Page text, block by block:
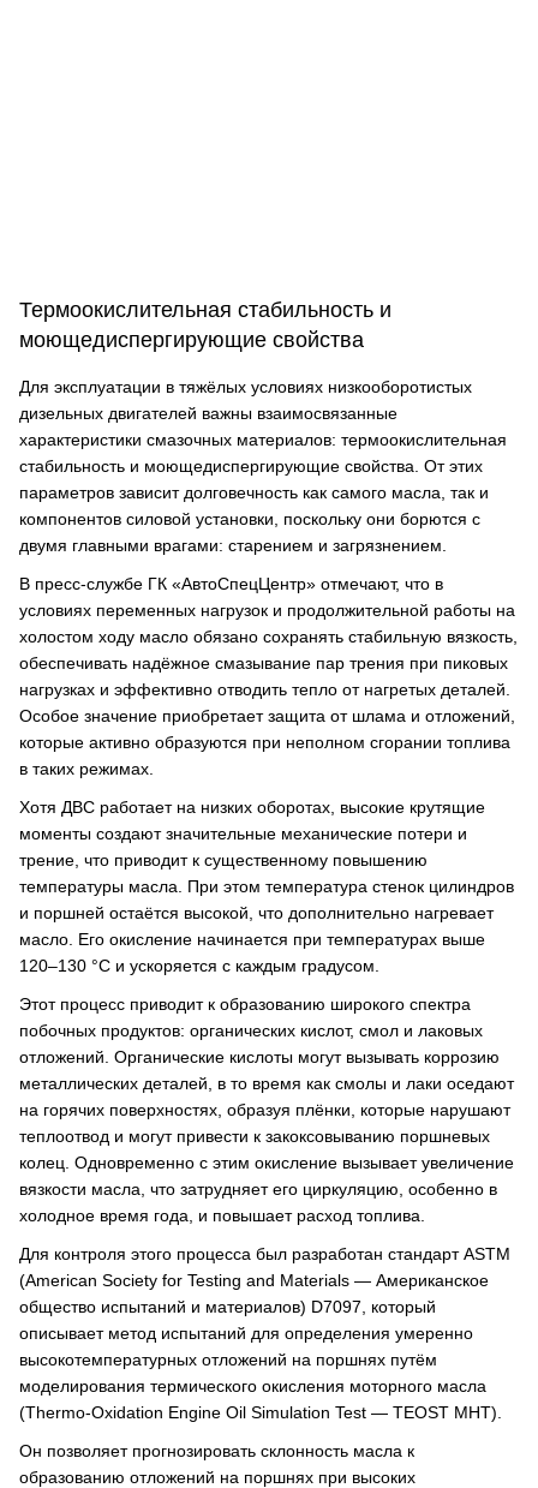
Термоокислительная стабильность и
моющедиспергирующие свойства
Для эксплуатации в тяжёлых условиях низкооборотистых
дизельных двигателей важны взаимосвязанные
характеристики смазочных материалов: термоокислительная
стабильность и моющедиспергирующие свойства. От этих
параметров зависит долговечность как самого масла, так и
компонентов силовой установки, поскольку они борются с
двумя главными врагами: старением и загрязнением.
В пресс-службе ГК «АвтоСпецЦентр» отмечают, что в
условиях переменных нагрузок и продолжительной работы на
холостом ходу масло обязано сохранять стабильную вязкость,
обеспечивать надёжное смазывание пар трения при пиковых
нагрузках и эффективно отводить тепло от нагретых деталей.
Особое значение приобретает защита от шлама и отложений,
которые активно образуются при неполном сгорании топлива
в таких режимах.
Хотя ДВС работает на низких оборотах, высокие крутящие
моменты создают значительные механические потери и
трение, что приводит к существенному повышению
температуры масла. При этом температура стенок цилиндров
и поршней остаётся высокой, что дополнительно нагревает
масло. Его окисление начинается при температурах выше
120–130 °C и ускоряется с каждым градусом.
Этот процесс приводит к образованию широкого спектра
побочных продуктов: органических кислот, смол и лаковых
отложений. Органические кислоты могут вызывать коррозию
металлических деталей, в то время как смолы и лаки оседают
на горячих поверхностях, образуя плёнки, которые нарушают
теплоотвод и могут привести к закоксовыванию поршневых
колец. Одновременно с этим окисление вызывает увеличение
вязкости масла, что затрудняет его циркуляцию, особенно в
холодное время года, и повышает расход топлива.
Для контроля этого процесса был разработан стандарт ASTM
(American Society for Testing and Materials — Американское
общество испытаний и материалов) D7097, который
описывает метод испытаний для определения умеренно
высокотемпературных отложений на поршнях путём
моделирования термического окисления моторного масла
(Thermo-Oxidation Engine Oil Simulation Test — TEOST MHT).
Он позволяет прогнозировать склонность масла к
образованию отложений на поршнях при высоких